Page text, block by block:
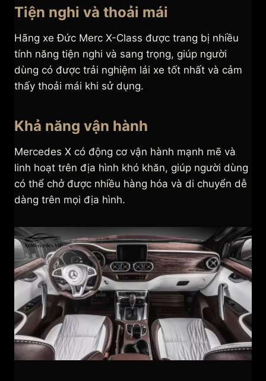
Tiện nghi và thoải mái
Hãng xe Đức Merc X-Class được trang bị nhiều
tính năng tiện nghi và sang trọng, giúp người
dùng có được trải nghiệm lái xe tốt nhất và cảm
thấy thoải mái khi sử dụng.
Khả năng vận hành
Mercedes X có động cơ vận hành mạnh mẽ và
linh hoạt trên địa hình khó khăn, giúp người dùng
có thể chở được nhiều hàng hóa và di chuyển dễ
dàng trên mọi địa hình.